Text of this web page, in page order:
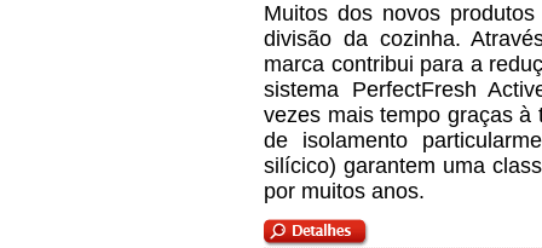
Muitos dos novos
divisão da cozinha.
marca contribui para a
sistema PerfectFresh
vezes mais tempo graças à
de isolamento
silícico) garantem uma
por muitos anos.